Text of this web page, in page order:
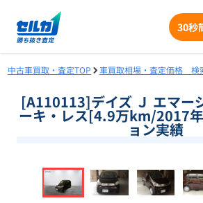
30秒
中古車買取・査定TOP 車買取相場・査定価格 検
[A110113]デイズ Ｊ エマー
ーキ・レス[4.9万km/2017
ョン実績